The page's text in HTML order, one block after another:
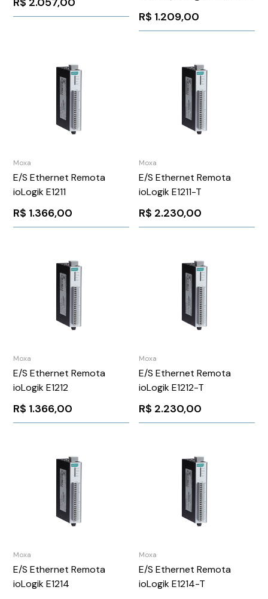
OB
R$ 1.209,00
Moxa
E/S Ethernet Remota
ioLogik E1211
R$ 1.366,00
Moxa
E/S Ethernet Remota
ioLogik E1211-T
R$ 2.230,00
Moxa
E/S Ethernet Remota
ioLogik E1212
R$ 1.366,00
Moxa
E/S Ethernet Remota
ioLogik E1212-T
R$ 2.230,00
Moxa
E/S Ethernet Remota
ioLogik E1214
Moxa
E/S Ethernet Remota
ioLogik E1214-T